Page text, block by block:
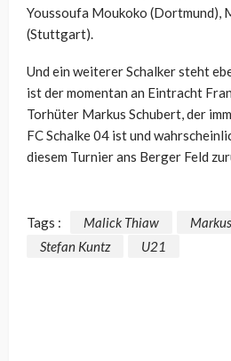
Youssoufa Moukoko (Dortmund),
(Stuttgart).
Und ein weiterer Schalker steht
ist der momentan an Eintracht
Torhüter Markus Schubert, der
FC Schalke 04 ist und
diesem Turnier ans Berger Feld
Tags : Malick Thiaw
Stefan Kuntz
U21